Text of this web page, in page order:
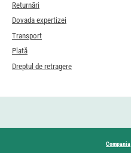
Returnări
Dovada expertizei
Transport
Plată
Dreptul de retragere
Compania